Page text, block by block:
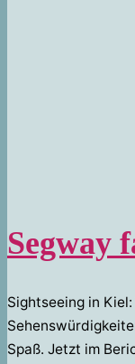
Segway
Sightseeing in
Spaß. Jetzt im